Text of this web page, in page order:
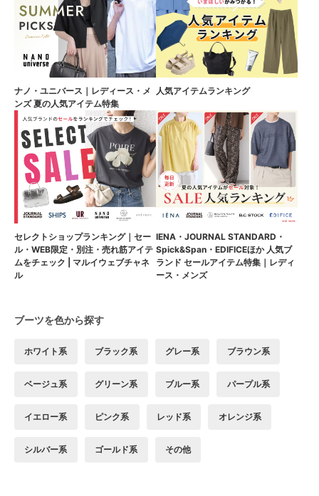
ナノ・ユニバース｜レディース・メ
ンズ 夏の人気アイテム特集
人気アイテムランキング
セレクトショップランキング｜セー
ル・WEB限定・別注・売れ筋アイテ
ムをチェック | マルイウェブチャネ
ル
IENA・JOURNAL STANDARD・
Spick&Span・EDIFICEほか 人気ブ
ランド セールアイテム特集｜レディ
ース・メンズ
ブーツを色から探す
ホワイト系 ブラック系 グレー系 ブラウン系
ベージュ系 グリーン系 ブルー系 パープル系
イエロー系 ピンク系 レッド系 オレンジ系
シルバー系 ゴールド系 その他